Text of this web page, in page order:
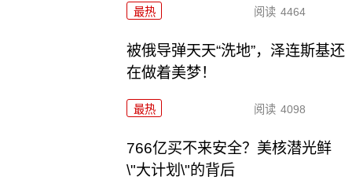
最热 阅读 4464
被俄导弹天天“洗地”，泽连斯基还
在做着美梦！
最热 阅读 4098
766亿买不来安全？美核潜光鲜
\"大计划\"的背后